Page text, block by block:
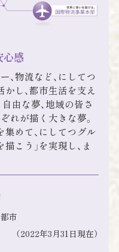
心感
、物流など、にしてつ
し、都市生活を支え
由な夢、地域の皆さ
れが描く大きな夢。
めて、にしてつグル
こう」を実現し、ま
市
（2022年3月31日現在）